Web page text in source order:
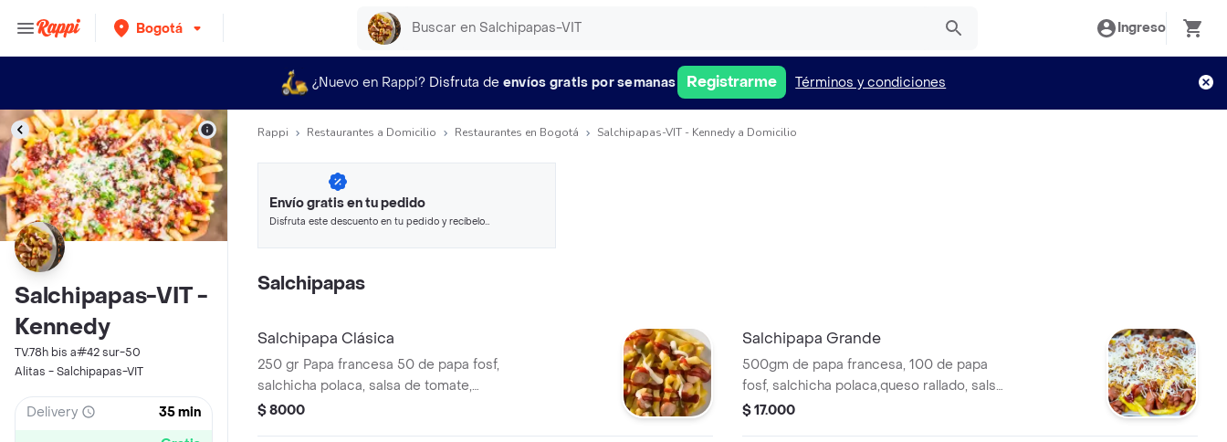
Bogotá Ingreso
¿Nuevo en Rappi? Disfruta de envíos gratis por semanas Registrarme Términos y condiciones
Salchipapas-VIT -
Kennedy
TV.78h bis a#42 sur-50
Alitas - Salchipapas-VIT
Delivery 35 min
Rappi Restaurantes a Domicilio Restaurantes en Bogotá Salchipapas-VIT - Kennedy a Domicilio
Envío gratis en tu pedido
Disfruta este descuento en tu pedido y recíbelo
Salchipapas
Salchipapa Clásica
250 gr Papa francesa 50 de papa fosf,
salchicha polaca, salsa de tomate,
mayonesa.
$ 8000
Salchipapa Grande
500gm de papa francesa, 100 de papa
fosf, salchicha polaca,queso rallado, salsa
mayonesa y tomate.
$ 17.000